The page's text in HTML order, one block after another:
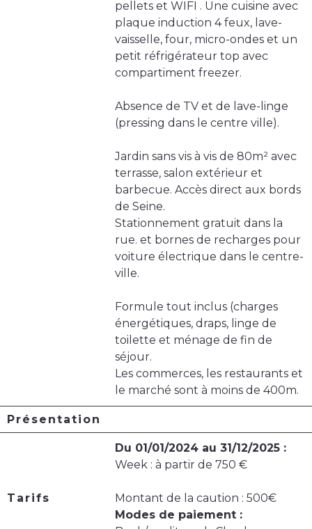
pellets et WIFI . Une cuisine avec
plaque induction 4 feux, lave-
vaisselle, four, micro-ondes et un
petit réfrigérateur top avec
compartiment freezer.
Absence de TV et de lave-linge
(pressing dans le centre ville).
Jardin sans vis à vis de 80m² avec
terrasse, salon extérieur et
barbecue. Accès direct aux bords
de Seine.
Stationnement gratuit dans la
rue. et bornes de recharges pour
voiture électrique dans le centre-
ville.
Formule tout inclus (charges
énergétiques, draps, linge de
toilette et ménage de fin de
séjour.
Les commerces, les restaurants et
le marché sont à moins de 400m.
Présentation
Tarifs
Du 01/01/2024 au 31/12/2025 :
Week : à partir de 750 €
Montant de la caution : 500€
Modes de paiement :